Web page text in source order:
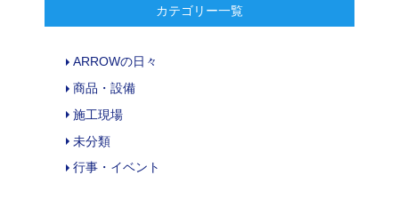
カテゴリー一覧
ARROWの日々
商品・設備
施工現場
未分類
行事・イベント